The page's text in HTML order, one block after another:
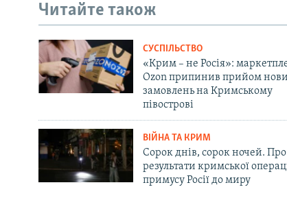
Читайте також
СУСПІЛЬСТВО
«Крим – не Росія»:
Ozon припинив прийом
замовлень на Кримському
півострові
ВІЙНА ТА КРИМ
Сорок днів, сорок ночей. Про
результати кримської
примусу Росії до миру